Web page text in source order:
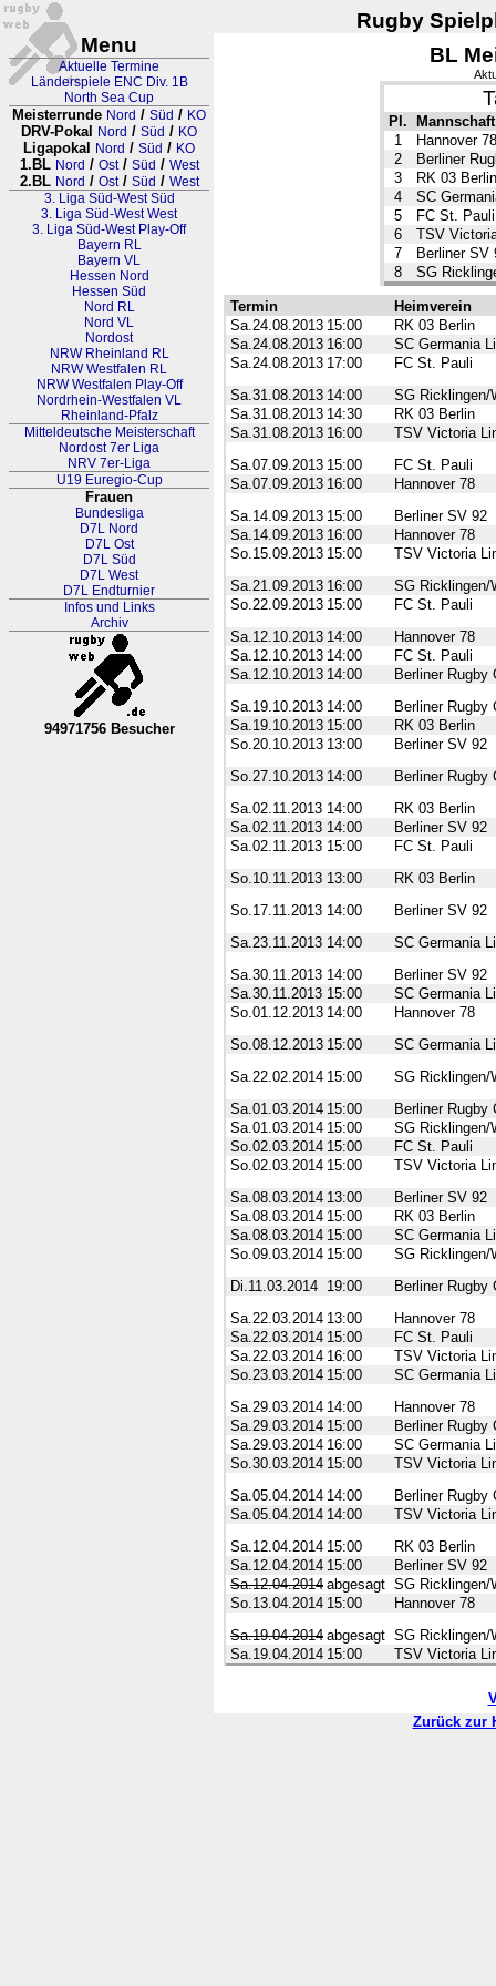
Rugby
Menu
Aktuelle Termine
Länderspiele ENC Div. 1B
North Sea Cup
Meisterrunde Nord / Süd / KO
DRV-Pokal Nord / Süd / KO
Ligapokal Nord / Süd / KO
1.BL Nord / Ost/ Süd / West
2.BL Nord / Ost/ Süd / West
3. Liga Süd-West Süd
3. Liga Süd-West West
3. Liga Süd-West Play-Off
Bayern RL
Bayern VL
Hessen Nord
Hessen Süd
Nord RL
Nord VL
Nordost
NRW Rheinland RL
NRW Westfalen RL
NRW Westfalen Play-Off
Nordrhein-Westfalen VL
Rheinland-Pfalz
Mitteldeutsche Meisterschaft
Nordost 7er Liga
NRV 7er-Liga
U19 Euregio-Cup
Frauen
Bundesliga
D7L Nord
D7L Ost
D7L Süd
D7L West
D7L Endturnier
Infos und Links
Archiv
94971756 Besucher
BL
Pl.
Mannschaft
1
Hannover 78
2
Berliner
3
RK 03 Berlin
4
SC
5
FC St. Pauli
6
TSV
7
Berliner SV
8
SG
Termin
Heimverein
Sa.24.08.2013 15:00
RK 03 Berlin
Sa.24.08.2013 16:00
SC Germania
Sa.24.08.2013 17:00
FC St. Pauli
Sa.31.08.2013 14:00
SG Ricklingen/
Sa.31.08.2013 14:30
RK 03 Berlin
Sa.31.08.2013 16:00
TSV Victoria
Sa.07.09.2013 15:00
FC St. Pauli
Sa.07.09.2013 16:00
Hannover 78
Sa.14.09.2013 15:00
Berliner SV 92
Sa.14.09.2013 16:00
Hannover 78
So.15.09.2013 15:00
TSV Victoria
Sa.21.09.2013 16:00
SG Ricklingen/
So.22.09.2013 15:00
FC St. Pauli
Sa.12.10.2013 14:00
Hannover 78
Sa.12.10.2013 14:00
FC St. Pauli
Sa.12.10.2013 14:00
Berliner Rugby
Sa.19.10.2013 14:00
Berliner Rugby
Sa.19.10.2013 15:00
RK 03 Berlin
So.20.10.2013 13:00
Berliner SV 92
So.27.10.2013 14:00
Berliner Rugby
Sa.02.11.2013 14:00
RK 03 Berlin
Sa.02.11.2013 14:00
Berliner SV 92
Sa.02.11.2013 15:00
FC St. Pauli
So.10.11.2013 13:00
RK 03 Berlin
So.17.11.2013 14:00
Berliner SV 92
Sa.23.11.2013 14:00
SC Germania
Sa.30.11.2013 14:00
Berliner SV 92
Sa.30.11.2013 15:00
SC Germania
So.01.12.2013 14:00
Hannover 78
So.08.12.2013 15:00
SC Germania
Sa.22.02.2014 15:00
SG Ricklingen/
Sa.01.03.2014 15:00
Berliner Rugby
Sa.01.03.2014 15:00
SG Ricklingen/
So.02.03.2014 15:00
FC St. Pauli
So.02.03.2014 15:00
TSV Victoria
Sa.08.03.2014 13:00
Berliner SV 92
Sa.08.03.2014 15:00
RK 03 Berlin
Sa.08.03.2014 15:00
SC Germania
So.09.03.2014 15:00
SG Ricklingen/
Di.11.03.2014 19:00
Berliner Rugby
Sa.22.03.2014 13:00
Hannover 78
Sa.22.03.2014 15:00
FC St. Pauli
Sa.22.03.2014 16:00
TSV Victoria
So.23.03.2014 15:00
SC Germania
Sa.29.03.2014 14:00
Hannover 78
Sa.29.03.2014 15:00
Berliner Rugby
Sa.29.03.2014 16:00
SC Germania
So.30.03.2014 15:00
TSV Victoria
Sa.05.04.2014 14:00
Berliner Rugby
Sa.05.04.2014 14:00
TSV Victoria
Sa.12.04.2014 15:00
RK 03 Berlin
Sa.12.04.2014 15:00
Berliner SV 92
Sa.12.04.2014 abgesagt SG Ricklingen/
So.13.04.2014 15:00
Hannover 78
Sa.19.04.2014 abgesagt SG Ricklingen/
Sa.19.04.2014 15:00 TSV Victoria
Zurück zur